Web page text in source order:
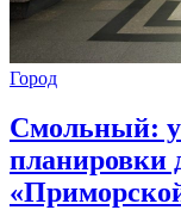
Город
Смольный:
планировки